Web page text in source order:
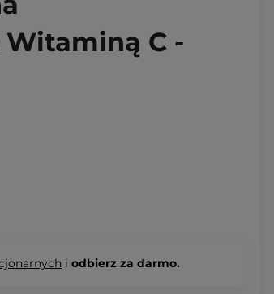
Witaminą C -
i odbierz za darmo.